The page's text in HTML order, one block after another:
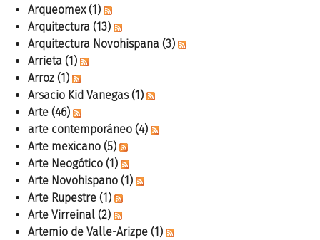
Arqueomex (1)
Arquitectura (13)
Arquitectura Novohispana (3)
Arrieta (1)
Arroz (1)
Arsacio Kid Vanegas (1)
Arte (46)
arte contemporáneo (4)
Arte mexicano (5)
Arte Neogótico (1)
Arte Novohispano (1)
Arte Rupestre (1)
Arte Virreinal (2)
Artemio de Valle-Arizpe (1)